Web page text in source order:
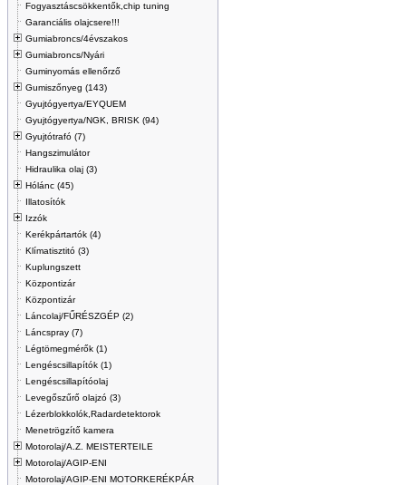
Fogyasztáscsökkentők,chip tuning
Garanciális olajcsere!!!
Gumiabroncs/4évszakos
Gumiabroncs/Nyári
Guminyomás ellenőrző
Gumiszőnyeg (143)
Gyujtógyertya/EYQUEM
Gyujtógyertya/NGK, BRISK (94)
Gyujtótrafó (7)
Hangszimulátor
Hidraulika olaj (3)
Hólánc (45)
Illatosítók
Izzók
Kerékpártartók (4)
Klímatisztitó (3)
Kuplungszett
Központizár
Központizár
Láncolaj/FŰRÉSZGÉP (2)
Láncspray (7)
Légtömegmérők (1)
Lengéscsillapítók (1)
Lengéscsillapítóolaj
Levegőszűrő olajzó (3)
Lézerblokkolók,Radardetektorok
Menetrögzítő kamera
Motorolaj/A.Z. MEISTERTEILE
Motorolaj/AGIP-ENI
Motorolaj/AGIP-ENI MOTORKERÉKPÁR